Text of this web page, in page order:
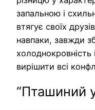
запальною і
втягує своїх
навпаки, завжди
холоднокровність
вирішити всі
“Пташиний